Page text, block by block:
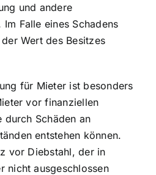
und andere
Falle eines Schadens
Wert des Besitzes
für Mieter ist besonders
vor finanziellen
durch Schäden an
entstehen können.
vor Diebstahl, der in
nicht ausgeschlossen